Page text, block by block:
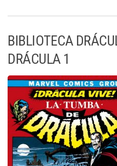
BIBLIOTECA
DRÁCULA 1